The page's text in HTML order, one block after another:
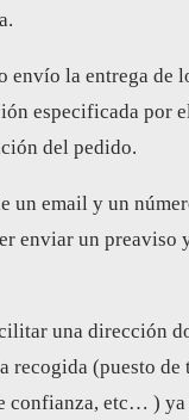
envío la entrega de
especificada por
del pedido.
un email y un
enviar un preaviso
una dirección
recogida (puesto
confianza, etc… ) ya